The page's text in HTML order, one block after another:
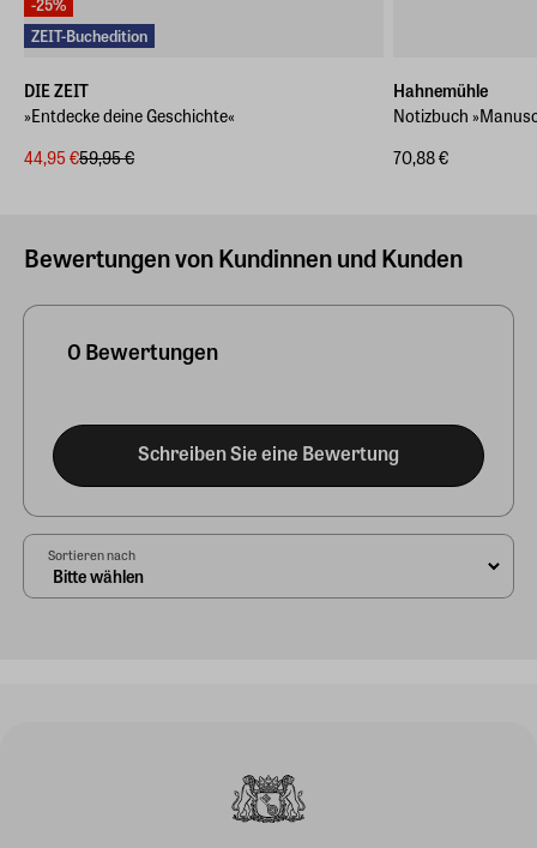
-25%
ZEIT-Buchedition
DIE ZEIT
»Entdecke deine Geschichte«
44,95 €59,95 €
Hahnemühle
Notizbuch
70,88 €
Bewertungen von Kundinnen und Kunden
0 Bewertungen
Schreiben Sie eine Bewertung
Sortieren nach